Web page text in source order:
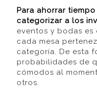
Para ahorrar
categorizar a los
eventos y bodas
cada mesa
categoría. De esta
probabilidades de
cómodos al
otros.